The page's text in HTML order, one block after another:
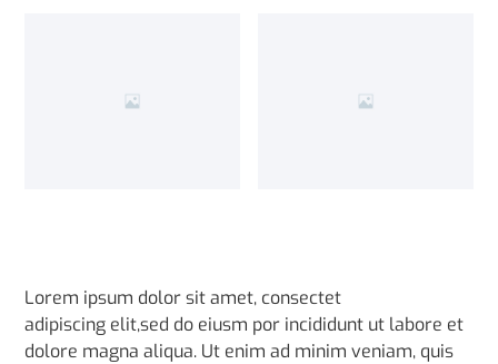
Lorem ipsum dolor sit amet, consectet
adipiscing elit,sed do eiusm por incididunt ut labore et
dolore magna aliqua. Ut enim ad minim veniam, quis